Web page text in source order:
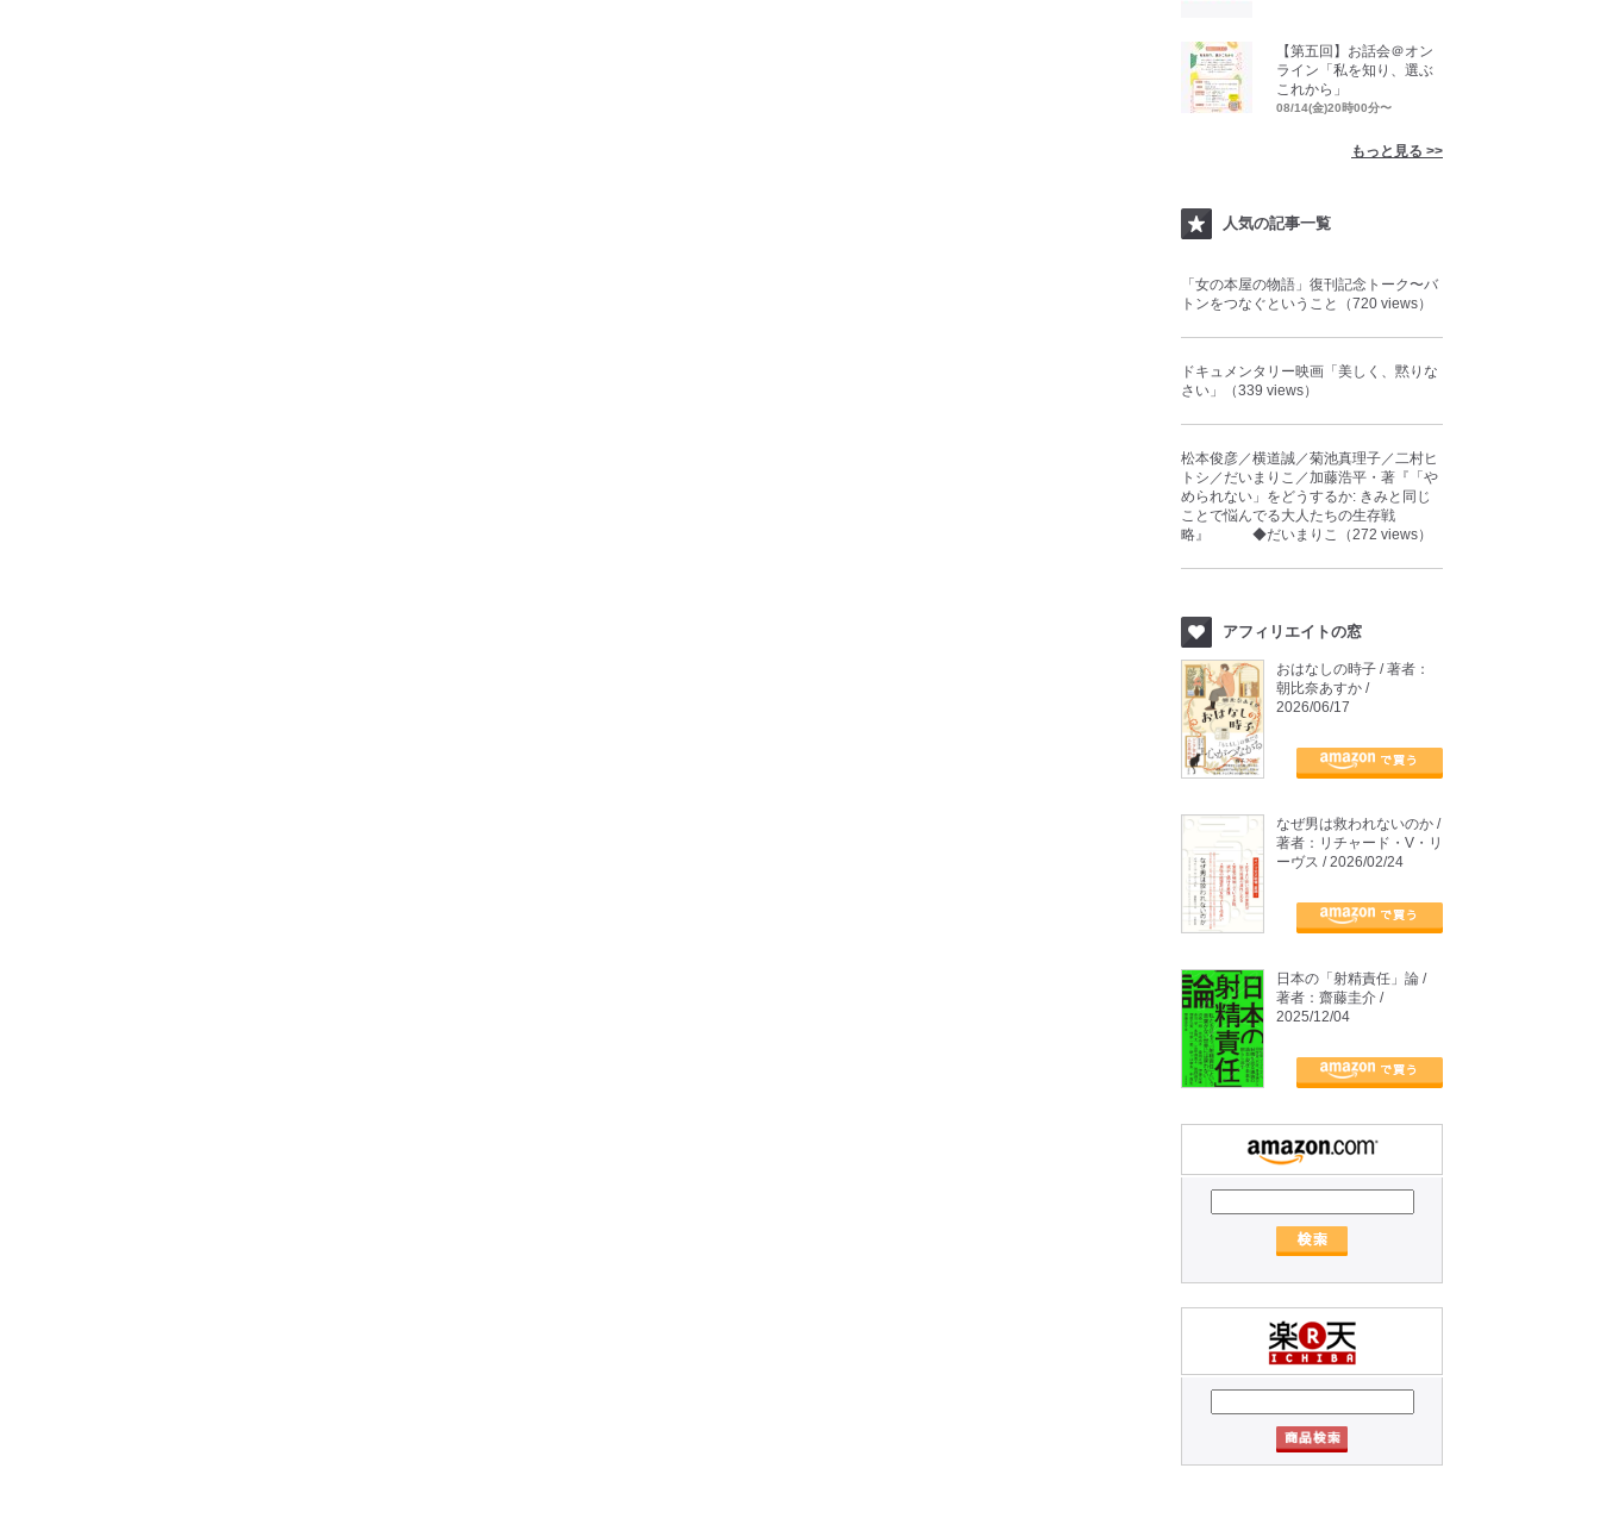
【第五回】お話会＠オン
ライン「私を知り、選ぶ
これから」
08/14(金)20時00分〜
もっと見る >>
人気の記事一覧
「女の本屋の物語」復刊記念トーク〜バ
トンをつなぐということ（720 views）
ドキュメンタリー映画「美しく、黙りな
さい」（339 views）
松本俊彦／横道誠／菊池真理子／二村ヒ
トシ／だいまりこ／加藤浩平・著『「や
められない」をどうするか: きみと同じ
ことで悩んでる大人たちの生存戦
略』 ◆だいまりこ（272 views）
アフィリエイトの窓
おはなしの時子 / 著者：
朝比奈あすか /
2026/06/17
なぜ男は救われないのか /
著者：リチャード・V・リ
ーヴス / 2026/02/24
日本の「射精責任」論 /
著者：齋藤圭介 /
2025/12/04